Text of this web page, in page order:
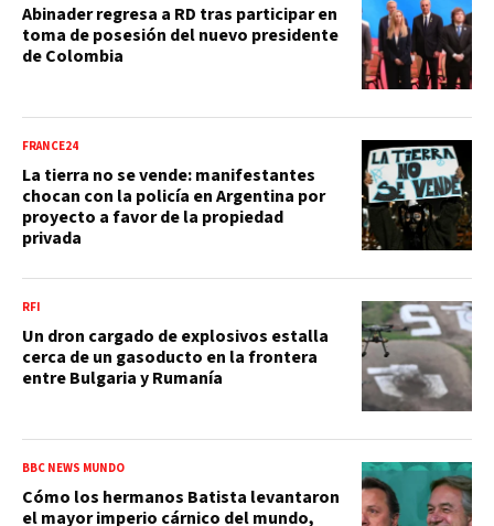
Abinader regresa a RD tras participar en
toma de posesión del nuevo presidente
de Colombia
FRANCE24
La tierra no se vende: manifestantes
chocan con la policía en Argentina por
proyecto a favor de la propiedad
privada
RFI
Un dron cargado de explosivos estalla
cerca de un gasoducto en la frontera
entre Bulgaria y Rumanía
BBC NEWS MUNDO
Cómo los hermanos Batista levantaron
el mayor imperio cárnico del mundo,